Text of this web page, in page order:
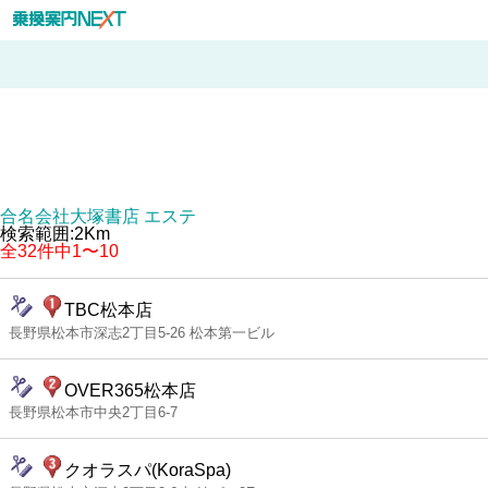
合名会社大塚書店 エステ
検索範囲:2Km
全32件中1〜10
TBC松本店
長野県松本市深志2丁目5-26 松本第一ビル
OVER365松本店
長野県松本市中央2丁目6-7
クオラスパ(KoraSpa)